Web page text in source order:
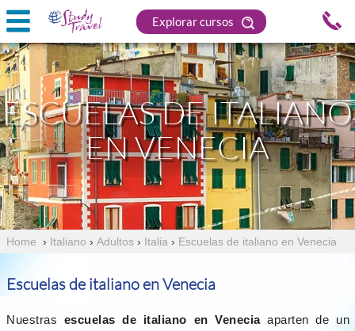
Explorar cursos
ESCUELAS DE ITALIANO
EN VENECIA
Home › Italiano › Adultos › Italia › Escuelas de italiano en Venecia
Escuelas de italiano en Venecia
Nuestras escuelas de italiano en Veneciaaparten de un